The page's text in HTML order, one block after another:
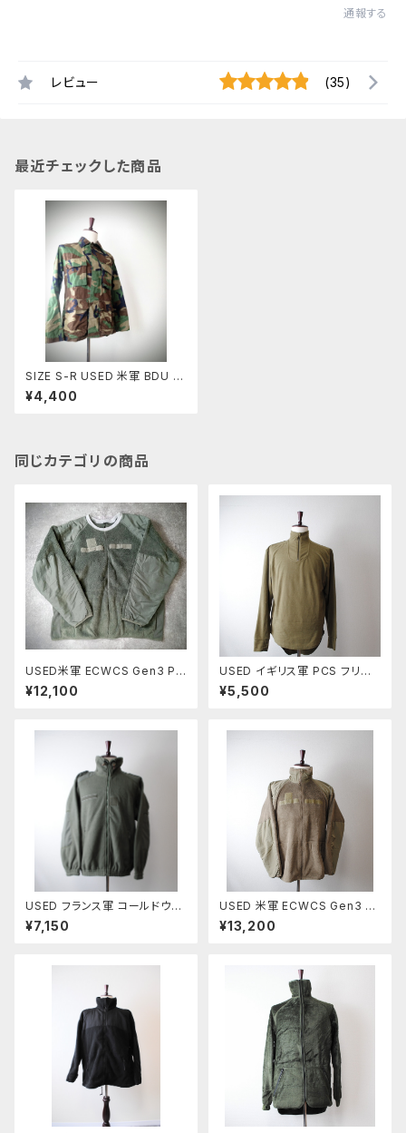
通報する
レビュー (35)
最近チェックした商品
SIZE S-R USED 米軍 BDU J
ACKET ウッドランドカモ 前期
型 ノンリップ 6)
¥4,400
同じカテゴリの商品
USED米軍 ECWCS Gen3 PO
LARTEC リメイク クルーネック
フリースシャツ
¥12,100
USED イギリス軍 PCS フリー
ス サーマルシャツ
¥5,500
USED フランス軍 コールドウェ
ザー フリースジャケット
¥7,150
USED 米軍 ECWCS Gen3 P
OLARTEC フリースジャケット
COYOTE
¥13,200